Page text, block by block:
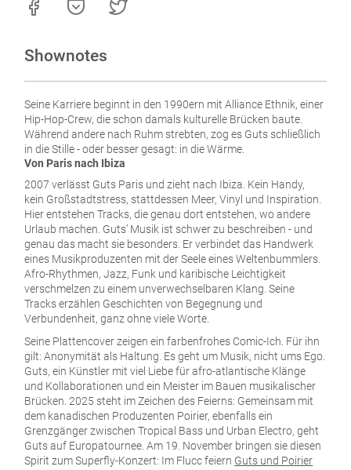
Shownotes
Seine Karriere beginnt in den 1990ern mit Alliance Ethnik, einer
Hip-Hop-Crew, die schon damals kulturelle Brücken baute.
Während andere nach Ruhm strebten, zog es Guts schließlich
in die Stille - oder besser gesagt: in die Wärme.
Von Paris nach Ibiza
2007 verlässt Guts Paris und zieht nach Ibiza. Kein Handy,
kein Großstadtstress, stattdessen Meer, Vinyl und Inspiration.
Hier entstehen Tracks, die genau dort entstehen, wo andere
Urlaub machen. Guts’ Musik ist schwer zu beschreiben - und
genau das macht sie besonders. Er verbindet das Handwerk
eines Musikproduzenten mit der Seele eines Weltenbummlers.
Afro-Rhythmen, Jazz, Funk und karibische Leichtigkeit
verschmelzen zu einem unverwechselbaren Klang. Seine
Tracks erzählen Geschichten von Begegnung und
Verbundenheit, ganz ohne viele Worte.
Seine Plattencover zeigen ein farbenfrohes Comic-Ich. Für ihn
gilt: Anonymität als Haltung. Es geht um Musik, nicht ums Ego.
Guts, ein Künstler mit viel Liebe für afro-atlantische Klänge
und Kollaborationen und ein Meister im Bauen musikalischer
Brücken. 2025 steht im Zeichen des Feierns: Gemeinsam mit
dem kanadischen Produzenten Poirier, ebenfalls ein
Grenzgänger zwischen Tropical Bass und Urban Electro, geht
Guts auf Europatournee. Am 19. November bringen sie diesen
Spirit zum Superfly-Konzert: Im Flucc feiern Guts und Poirier